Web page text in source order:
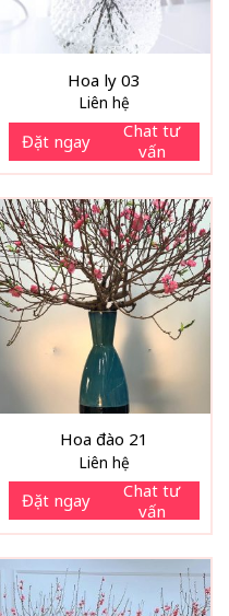
Hoa ly 03
Liên hệ
Đặt ngay
Chat tư
vấn
Hoa đào 21
Liên hệ
Đặt ngay
Chat tư
vấn